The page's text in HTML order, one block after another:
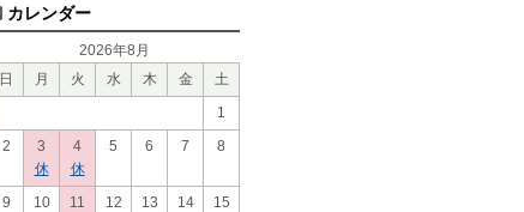
カレンダー
2026年8月
日
月 火 水 木 金
土
1
2
3
休
4
休
5 6 7 8
9 10
11
12 13 14 15